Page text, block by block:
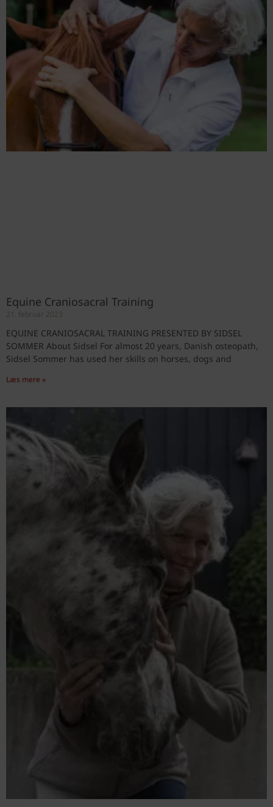
Equine Craniosacral Training
21. februar 2023
EQUINE CRANIOSACRAL TRAINING PRESENTED BY SIDSEL
SOMMER About Sidsel For almost 20 years, Danish osteopath,
Sidsel Sommer has used her skills on horses, dogs and
Læs mere »